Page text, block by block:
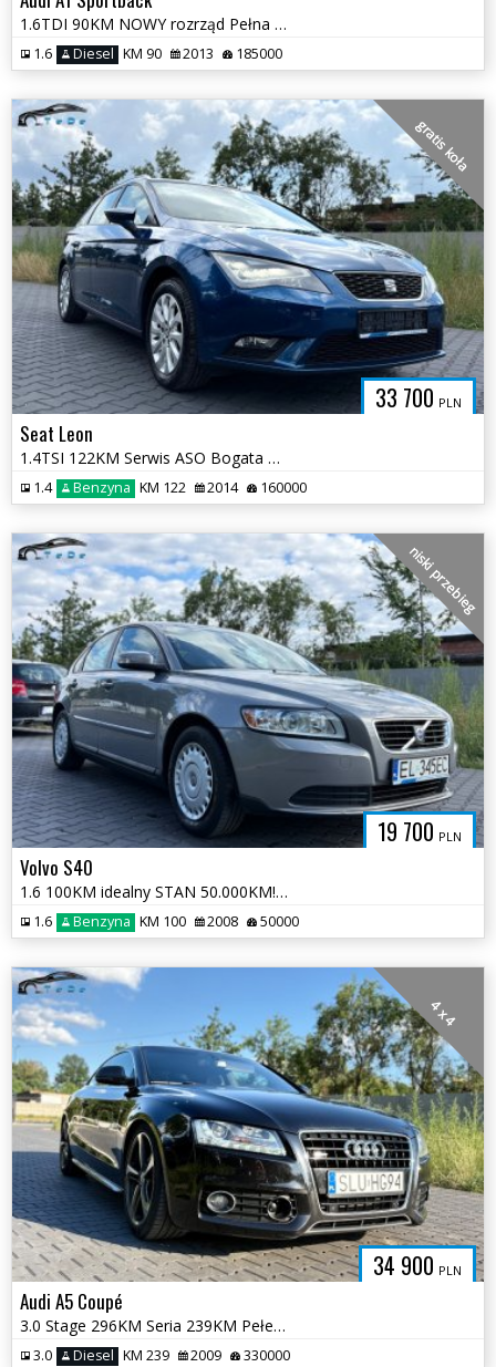
1.6TDI 90KM NOWY rozrząd Pełna Dokumentacja S-line x2 Opłaty
1.6 Diesel KM 90 2013 185000
33 700 PLN
gratis koła
Seat Leon
1.4TSI 122KM Serwis ASO Bogata Wersja 2 kpl KÓŁ Pełna Dokumentacja
1.4 Benzyna KM 122 2014 160000
19 700 PLN
niski przebieg
Volvo S40
1.6 100KM idealny STAN 50.000KM! Salon PL 1 właściciel oryginał ASO
1.6 Benzyna KM 100 2008 50000
34 900 PLN
4 x 4
Audi A5 Coupé
3.0 Stage 296KM Seria 239KM Pełen SERWIS 2xSline Quattro Manual Opłaty
3.0 Diesel KM 239 2009 330000